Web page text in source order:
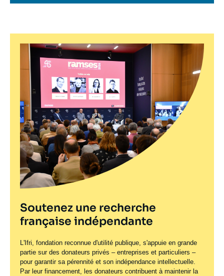
Soutenez une recherche
française indépendante
L'Ifri, fondation reconnue d'utilité publique, s'appuie en grande
partie sur des donateurs privés – entreprises et particuliers –
pour garantir sa pérennité et son indépendance intellectuelle.
Par leur financement, les donateurs contribuent à maintenir la